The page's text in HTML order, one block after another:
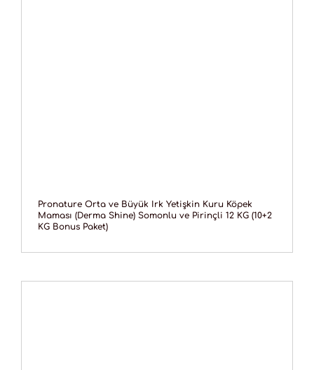
Pronature Orta ve Büyük Irk Yetişkin Kuru Köpek
Maması (Derma Shine) Somonlu ve Pirinçli 12 KG (10+2
KG Bonus Paket)